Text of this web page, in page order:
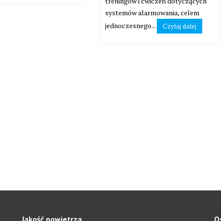
systemów alarmowania, celem
jednoczesnego...
Czytaj dalej